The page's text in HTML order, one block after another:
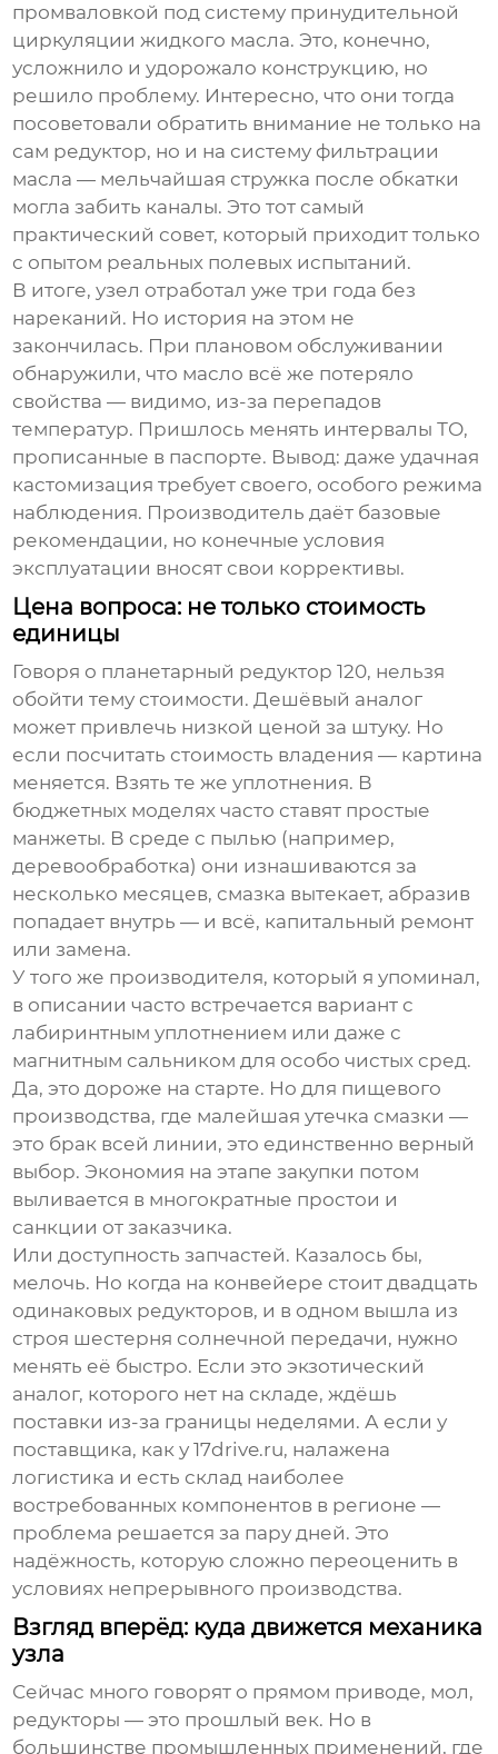
промваловкой под систему принудительной
циркуляции жидкого масла. Это, конечно,
усложнило и удорожало конструкцию, но
решило проблему. Интересно, что они тогда
посоветовали обратить внимание не только на
сам редуктор, но и на систему фильтрации
масла — мельчайшая стружка после обкатки
могла забить каналы. Это тот самый
практический совет, который приходит только
с опытом реальных полевых испытаний.
В итоге, узел отработал уже три года без
нареканий. Но история на этом не
закончилась. При плановом обслуживании
обнаружили, что масло всё же потеряло
свойства — видимо, из-за перепадов
температур. Пришлось менять интервалы ТО,
прописанные в паспорте. Вывод: даже удачная
кастомизация требует своего, особого режима
наблюдения. Производитель даёт базовые
рекомендации, но конечные условия
эксплуатации вносят свои коррективы.
Цена вопроса: не только стоимость
единицы
Говоря о планетарный редуктор 120, нельзя
обойти тему стоимости. Дешёвый аналог
может привлечь низкой ценой за штуку. Но
если посчитать стоимость владения — картина
меняется. Взять те же уплотнения. В
бюджетных моделях часто ставят простые
манжеты. В среде с пылью (например,
деревообработка) они изнашиваются за
несколько месяцев, смазка вытекает, абразив
попадает внутрь — и всё, капитальный ремонт
или замена.
У того же производителя, который я упоминал,
в описании часто встречается вариант с
лабиринтным уплотнением или даже с
магнитным сальником для особо чистых сред.
Да, это дороже на старте. Но для пищевого
производства, где малейшая утечка смазки —
это брак всей линии, это единственно верный
выбор. Экономия на этапе закупки потом
выливается в многократные простои и
санкции от заказчика.
Или доступность запчастей. Казалось бы,
мелочь. Но когда на конвейере стоит двадцать
одинаковых редукторов, и в одном вышла из
строя шестерня солнечной передачи, нужно
менять её быстро. Если это экзотический
аналог, которого нет на складе, ждёшь
поставки из-за границы неделями. А если у
поставщика, как у17drive.ru, налажена
логистика и есть склад наиболее
востребованных компонентов в регионе —
проблема решается за пару дней. Это
надёжность, которую сложно переоценить в
условиях непрерывного производства.
Взгляд вперёд: куда движется механика
узла
Сейчас много говорят о прямом приводе, мол,
редукторы — это прошлый век. Но в
большинстве промышленных применений, где